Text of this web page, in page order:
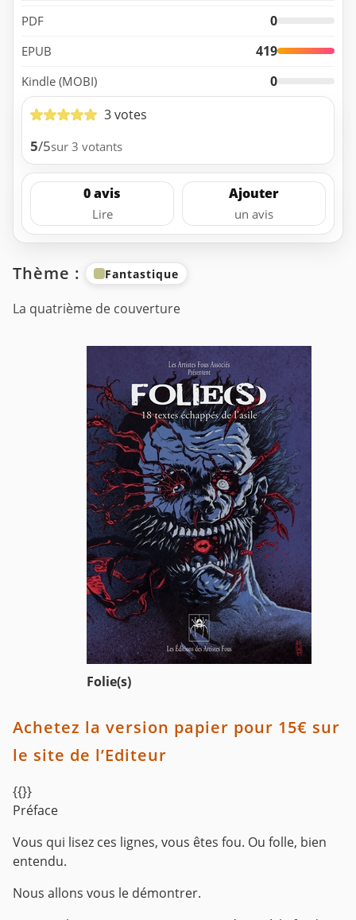
PDF 0
EPUB 419
Kindle (MOBI)
0
3 votes
5/5sur 3 votants
0 avis
Lire
Ajouter
un avis
Thème : Fantastique
La quatrième de couverture
Folie(s)
Achetez la version papier pour 15€ sur
le site de l’Editeur
{{}}
Préface
Vous qui lisez ces lignes, vous êtes fou. Ou folle, bien
entendu.
Nous allons vous le démontrer.